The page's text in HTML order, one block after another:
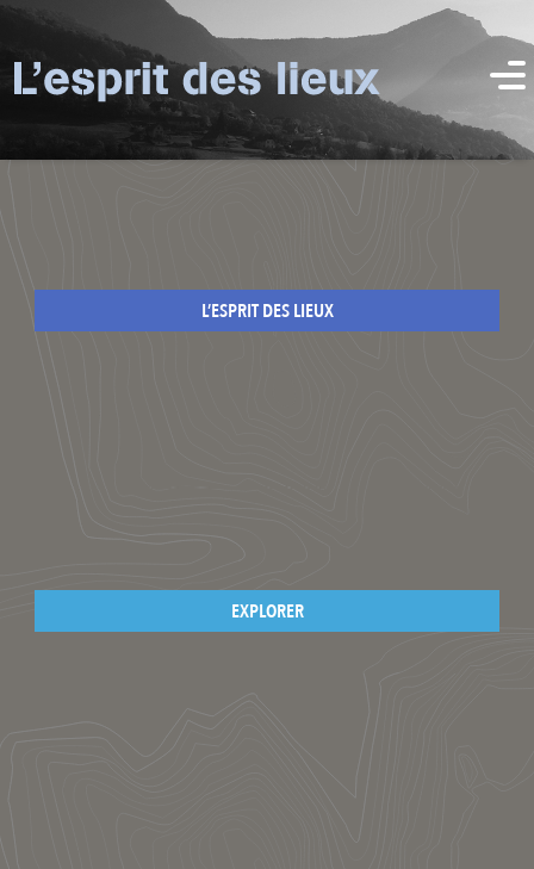
L’ESPRIT DES LIEUX
EXPLORER